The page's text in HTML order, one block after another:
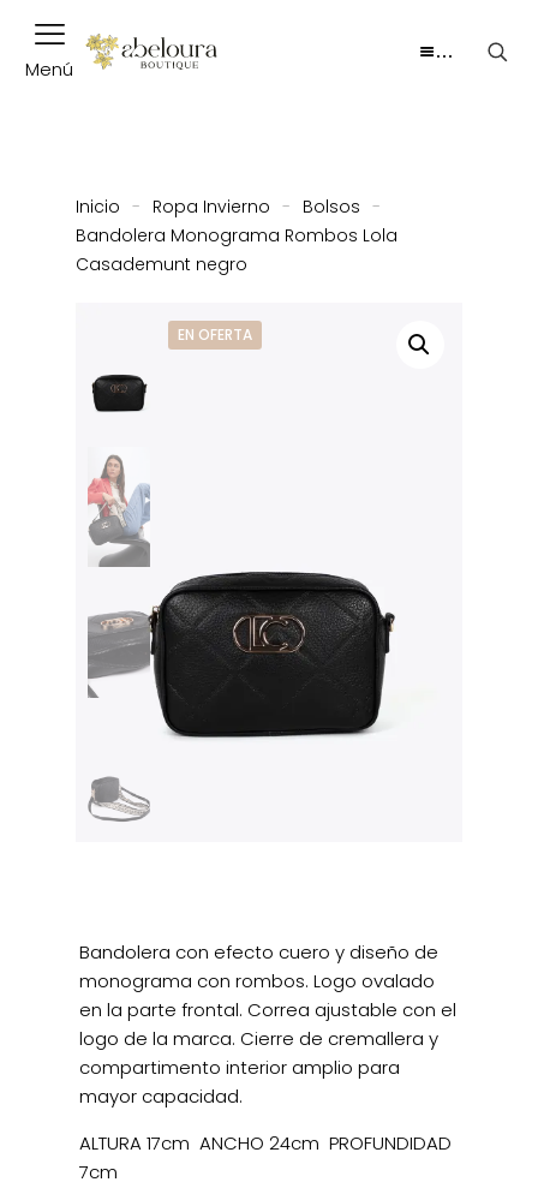
Menú
…
Inicio - Ropa Invierno - Bolsos -
Bandolera Monograma Rombos Lola
Casademunt negro
EN OFERTA
Bandolera con efecto cuero y diseño de
monograma con rombos. Logo ovalado
en la parte frontal. Correa ajustable con el
logo de la marca. Cierre de cremallera y
compartimento interior amplio para
mayor capacidad.
ALTURA 17cm ANCHO 24cm PROFUNDIDAD
7cm